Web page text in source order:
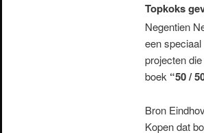
Topkoks
Negentien
een
projecten
boek “50 /
Bron
Kopen dat